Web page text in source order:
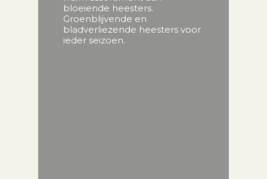
bloeiende heesters.
Groenblijvende en
bladverliezende heesters voor
ieder seizoen.